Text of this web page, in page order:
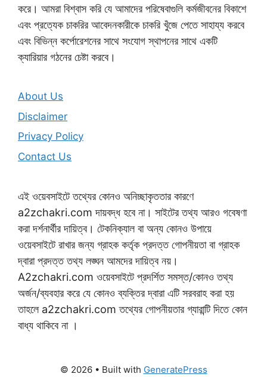
করে। আমরা বিশ্বাস করি যে আমাদের পরিষেবাগুলি কর্মজীবনের বিকাশে
এবং প্রত্যেক চাকরির আবেদনকারীকে চাকরি খুঁজে পেতে সাহায্য করবে
এবং বিভিন্ন কর্পোরেশনের সাথে সংযোগ স্থাপনের সাথে একটি
ক্যারিয়ার গঠনের চেষ্টা করবে।
About Us
Disclaimer
Privacy Policy
Contact Us
এই ওয়েবসাইটে তথ্যের কোনও অনিচ্ছাকৃততার কারণে
a2zchakri.com দায়বদ্ধ হবে না। সাইটের তথ্য আরও গবেষণা
করা দর্শনার্থীর দায়িত্ব। টেকনিক্যাল বা অন্য কোনও উপায়ে
ওয়েবসাইটে রাখার জন্য গ্রাহক কর্তৃক প্রদত্ত গোপনীয়তা বা গ্রাহক
দ্বারা প্রদত্ত তথ্য লঙ্ঘন আমদের দায়িত্ব নয়।
A2zchakri.com ওয়েবসাইটে প্রদর্শিত সমস্ত/কোনও তথ্য
অর্জন/ব্যবহার করে যে কোনও ব্যক্তির দ্বারা এটি সরবরাহ করা হয়
তাহলে a2zchakri.com তথ্যের গোপনীয়তার গ্যারান্টি দিতে কোন
বাধ্য থাকিবে না ।
© 2026 • Built with GeneratePress